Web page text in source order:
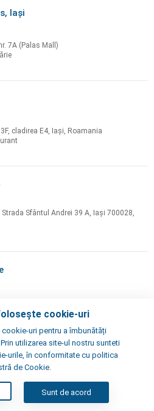
Iaşi
7A (Palas Mall)
cladirea E4, Iași, Roamania
Sfântul Andrei 39 A, Iași 700028,
& arts
8, Iași, Romania
cookie-uri
uri pentru a îmbunătăți
utilizarea site-ul nostru sunteti
urile, în conformitate cu politica
de Cookie.
Sunt de acord